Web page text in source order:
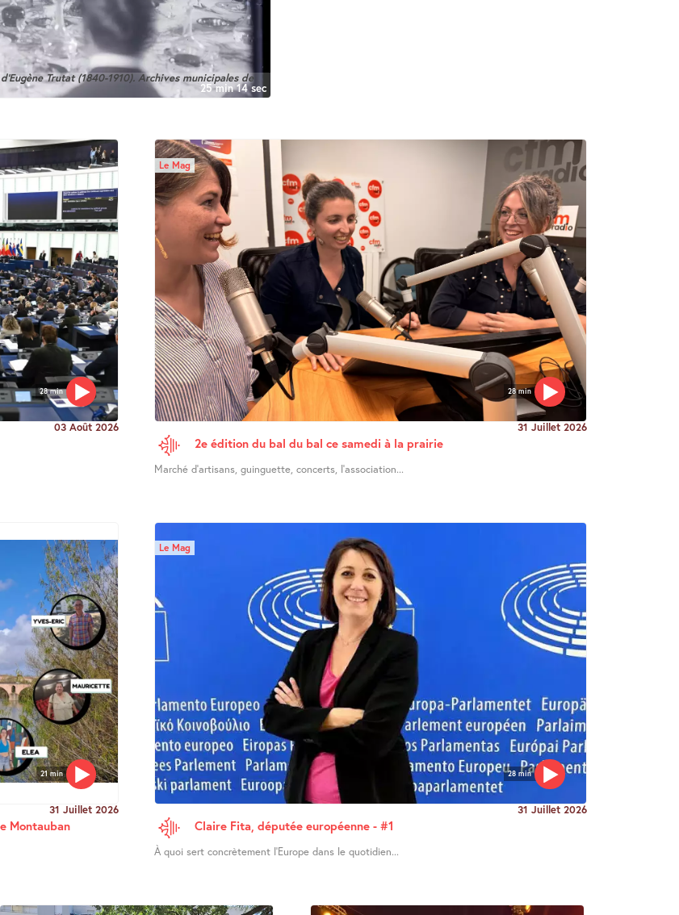
Trutat (1840-1910). Archives municipales de
25 min 14 sec
28 min
03 Août 2026
28 min
Le Mag
31 Juillet 2026
2e édition du bal du bal ce samedi à la prairie
Marché d’artisans, guinguette, concerts, l’association...
21 min
31 Juillet 2026
Montauban
28 min
Le Mag
31 Juillet 2026
Claire Fita, députée européenne - #1
À quoi sert concrètement l’Europe dans le quotidien...